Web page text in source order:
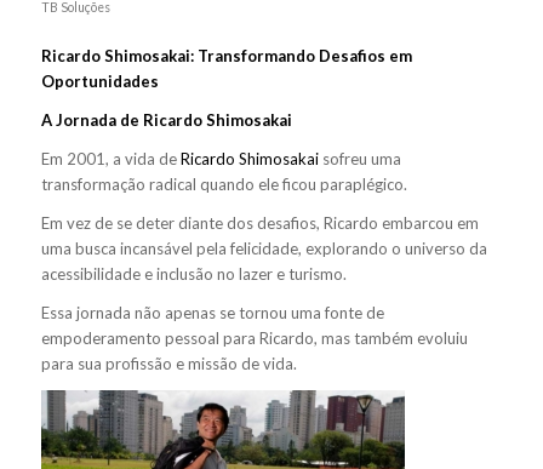
TB Soluções
Ricardo Shimosakai: Transformando Desafios em
Oportunidades
A Jornada de Ricardo Shimosakai
Em 2001, a vida deRicardo Shimosakaisofreu uma
transformação radical quando ele ficou paraplégico.
Em vez de se deter diante dos desafios, Ricardo embarcou em
uma busca incansável pela felicidade, explorando o universo da
acessibilidade e inclusão no lazer e turismo.
Essa jornada não apenas se tornou uma fonte de
empoderamento pessoal para Ricardo, mas também evoluiu
para sua profissão e missão de vida.